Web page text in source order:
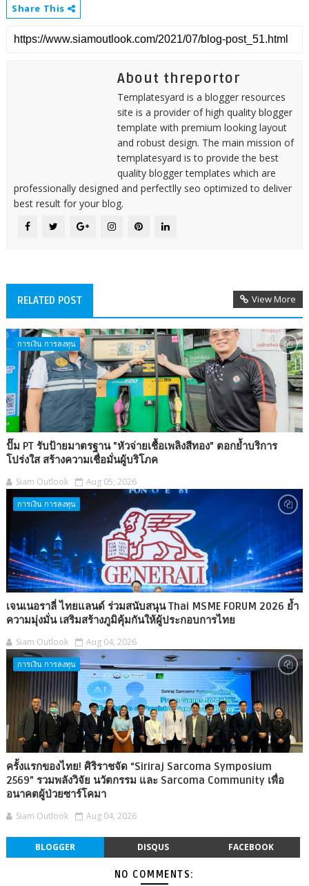
Share This
About threportor
Templatesyard is a blogger resources
site is a provider of high quality blogger
template with premium looking layout
and robust design. The main mission of
templatesyard is to provide the best
quality blogger templates which are
professionally designed and perfectlly seo optimized to deliver
best result for your blog.
RELATED POST View More
การเงิน การลงทุน
ปั๊ม PT รับป้ายมาตรฐาน "หัวจ่ายเชื้อเพลิงสีทอง" ตอกย้ำบริการ
โปร่งใส สร้างความเชื่อมั่นผู้บริโภค
Siam Outlook Aug 05, 2026
การเงิน การลงทุน
เจนเนอราลี่ ไทยแลนด์ ร่วมสนับสนุน Thai MSME FORUM 2026 ย้ำ
ความมุ่งมั่น เสริมสร้างภูมิคุ้มกันให้ผู้ประกอบการไทย
Siam Outlook Aug 04, 2026
การเงิน การลงทุน
ครั้งแรกของไทย! ศิริราชจัด “Siriraj Sarcoma Symposium
2569” รวมพลังวิจัย นวัตกรรม และ Sarcoma Community เพื่อ
อนาคตผู้ป่วยซาร์โคมา
Siam Outlook Aug 04, 2026
BLOGGER DISQUS FACEBOOK
NO COMMENTS: